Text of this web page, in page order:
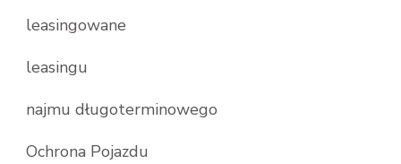
leasingowane
leasingu
najmu długoterminowego
Ochrona Pojazdu